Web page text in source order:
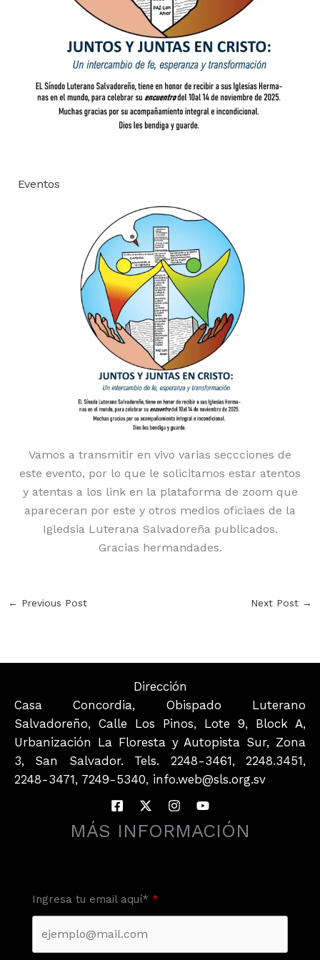
Eventos
Vamos a transmitir en vivo varias seccciones de
este evento, por lo que le solicitamos estar atentos
y atentas a los link en la plataforma de zoom que
apareceran por este y otros medios oficiaes de la
Igledsia Luterana Salvadoreña publicados.
Gracias hermandades.
← Previous Post Next Post →
Dirección
Casa Concordia, Obispado Luterano
Salvadoreño, Calle Los Pinos, Lote 9, Block A,
Urbanización La Floresta y Autopista Sur, Zona
3, San Salvador. Tels. 2248-3461, 2248.3451,
2248-3471, 7249-5340, info.web@sls.org.sv
MÁS INFORMACIÓN
Ingresa tu email aquí*